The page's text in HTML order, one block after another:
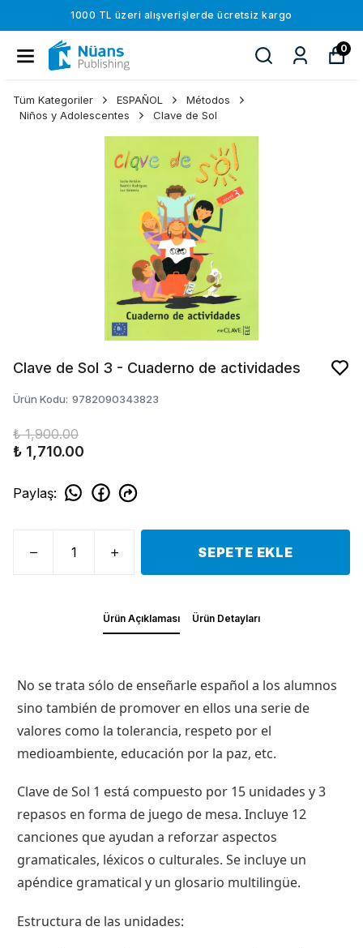
1000 TL üzeri alışverişlerde ücretsiz kargo
0
Tüm Kategoriler ESPAÑOL
Métodos
Niños y Adolescentes
Clave de Sol
Clave de Sol 3 - Cuaderno de actividades
Ürün Kodu: 9782090343823
₺ 1,900.00
₺ 1,710.00
Paylaş:
SEPETE EKLE
Ürün Açıklaması Ürün Detayları
No se trata sólo de enseñarle español a los alumnos
sino también de promover en ellos una serie de
valores como la tolerancia, respeto por el
medioambiente, educación por la paz, etc.
Clave de Sol 1 está compuesto por 15 unidades y 3
repasos en forma de juego de mesa. Incluye 12
canciones que ayudan a reforzar aspectos
gramaticales, léxicos o culturales. Se incluye un
apéndice gramatical y un glosario multilingüe.
Estructura de las unidades: